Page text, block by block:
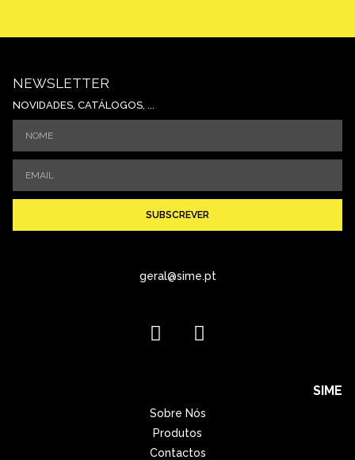
NEWSLETTER
NOVIDADES, CATÁLOGOS, ...
SUBSCREVER
geral@sime.pt
SIME
Sobre Nós
Produtos
Contactos